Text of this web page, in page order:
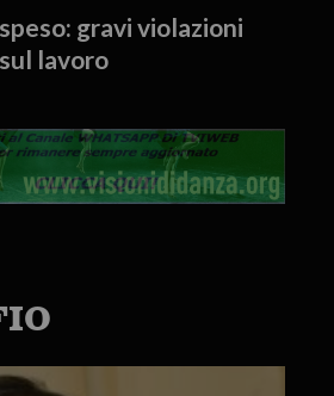
gravi violazioni
lavoro